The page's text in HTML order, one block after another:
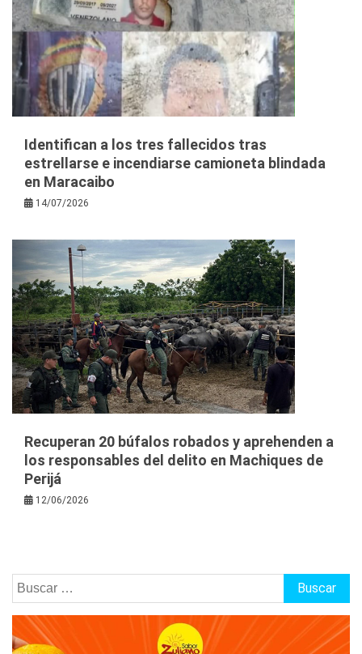
Identifican a los tres fallecidos tras
estrellarse e incendiarse camioneta blindada
en Maracaibo
14/07/2026
Recuperan 20 búfalos robados y aprehenden a
los responsables del delito en Machiques de
Perijá
12/06/2026
Buscar: